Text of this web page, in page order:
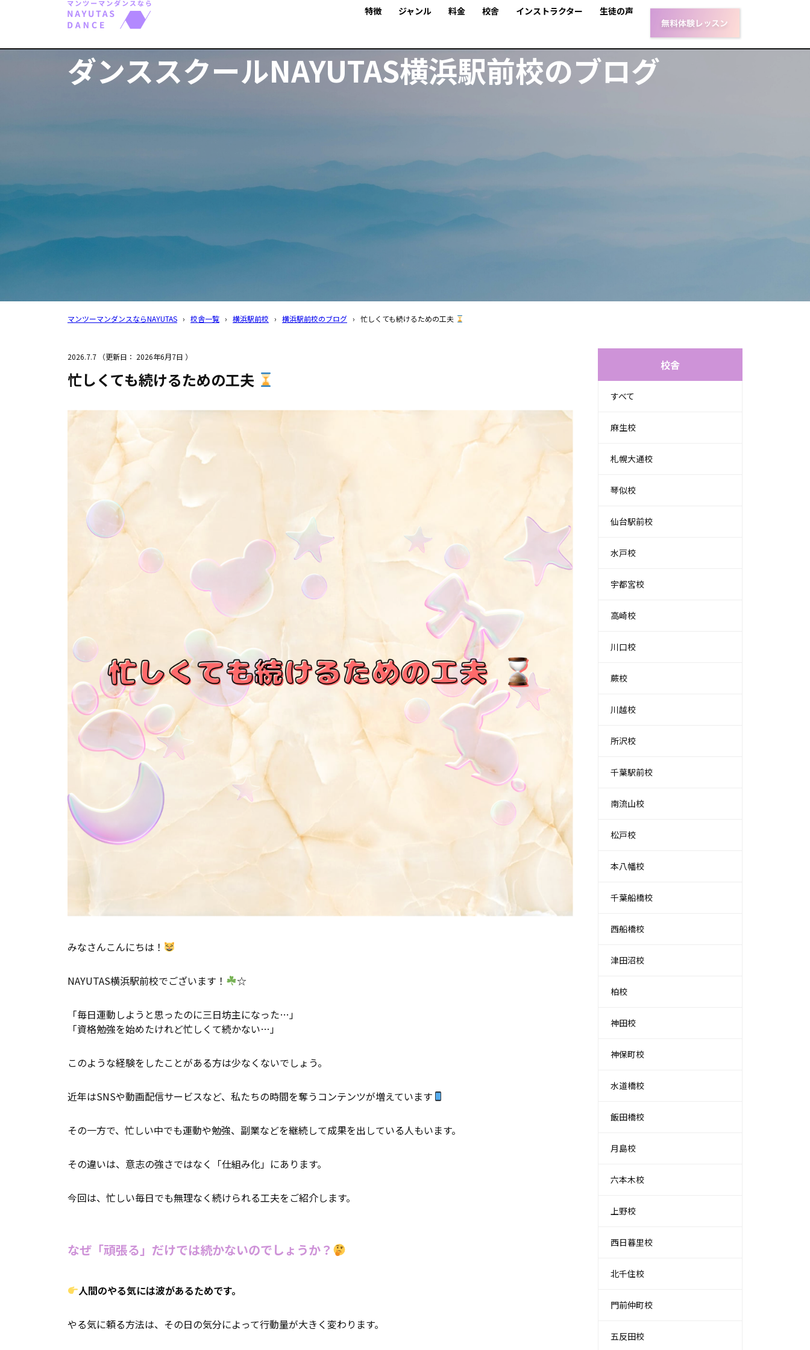
特徴 ジャンル 料金 校舎 インストラクター 生徒の声
ダンススクールNAYUTAS横浜駅前校のブログ
マンツーマンダンスならNAYUTAS › 校舎一覧 › 横浜駅前校 › 横浜駅前校のブログ › 忙しくても続けるための工夫
2026.7.7 （更新日： 2026年6月7日 ）
忙しくても続けるための工夫
みなさんこんにちは！
NAYUTAS横浜駅前校でございます！ ☆
「毎日運動しようと思ったのに三日坊主になった…」
「資格勉強を始めたけれど忙しくて続かない…」
このような経験をしたことがある方は少なくないでしょう。
近年はSNSや動画配信サービスなど、私たちの時間を奪うコンテンツが増えています
その一方で、忙しい中でも運動や勉強、副業などを継続して成果を出している人もいます。
その違いは、意志の強さではなく「仕組み化」にあります。
今回は、忙しい毎日でも無理なく続けられる工夫をご紹介します。
なぜ「頑張る」だけでは続かないのでしょうか？
人間のやる気には波があるためです。
やる気に頼る方法は、その日の気分によって行動量が大きく変わります。
校舎
すべて
麻生校
札幌大通校
琴似校
仙台駅前校
水戸校
宇都宮校
高崎校
川口校
蕨校
川越校
所沢校
千葉駅前校
南流山校
松戸校
本八幡校
千葉船橋校
西船橋校
津田沼校
柏校
神田校
神保町校
水道橋校
飯田橋校
月島校
六本木校
上野校
西日暮里校
北千住校
門前仲町校
五反田校